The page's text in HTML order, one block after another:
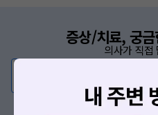
증상/치료, 궁
의사가 직접
혹은, 의료상담 서비스